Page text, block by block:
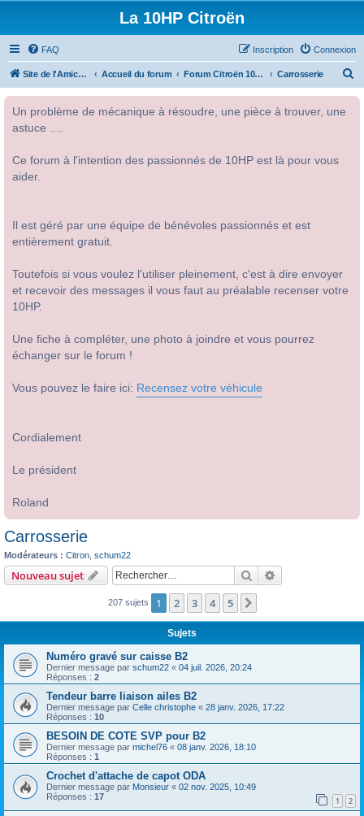
La 10HP Citroën
FAQ Connexion
Inscription
Site de l'Amicale Citroën 10HP Accueil du forum Forum Citroën 10HP Carrosserie
Un problème de mécanique à résoudre, une pièce à trouver, une
astuce ....
Ce forum à l'intention des passionnés de 10HP est là pour vous
aider.
Il est géré par une équipe de bénévoles passionnés et est
entièrement gratuit.
Toutefois si vous voulez l'utiliser pleinement, c'est à dire envoyer
et recevoir des messages il vous faut au préalable recenser votre
10HP.
Une fiche à compléter, une photo à joindre et vous pourrez
échanger sur le forum !
Vous pouvez le faire ici: Recensez votre véhicule
Cordialement
Le président
Roland
Carrosserie
Modérateurs : Citron schum22
Nouveau sujet Rechercher
207 sujets 1 2 3 4 5
Sujets
Numéro gravé sur caisse B2
Dernier message par schum22 « 04 juil. 2026, 20:24
Réponses : 2
Tendeur barre liaison ailes B2
Dernier message par Celle christophe « 28 janv. 2026, 17:22
Réponses : 10
BESOIN DE COTE SVP pour B2
Dernier message par michel76 « 08 janv. 2026, 18:10
Réponses : 1
Crochet d'attache de capot ODA
Dernier message par Monsieur « 02 nov. 2025, 10:49
Réponses : 17 1 2